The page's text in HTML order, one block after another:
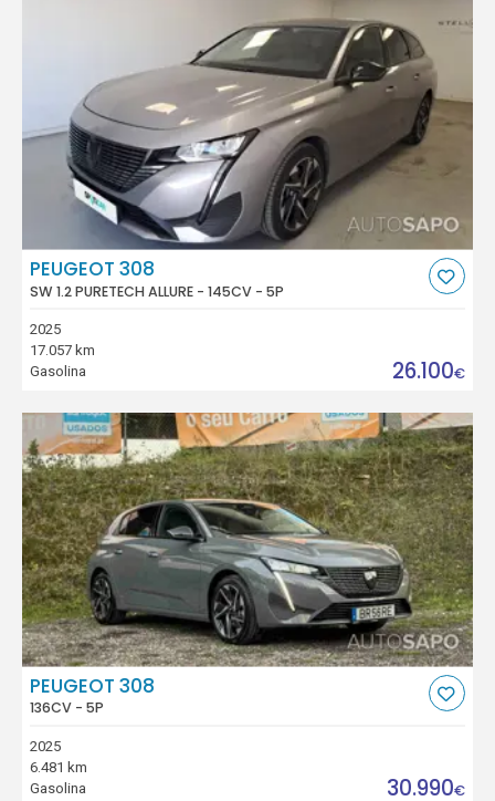
PEUGEOT 308
SW 1.2 PURETECH ALLURE - 145CV - 5P
2025
17.057 km
Gasolina
26.100€
PEUGEOT 308
136CV - 5P
2025
6.481 km
Gasolina
30.990€